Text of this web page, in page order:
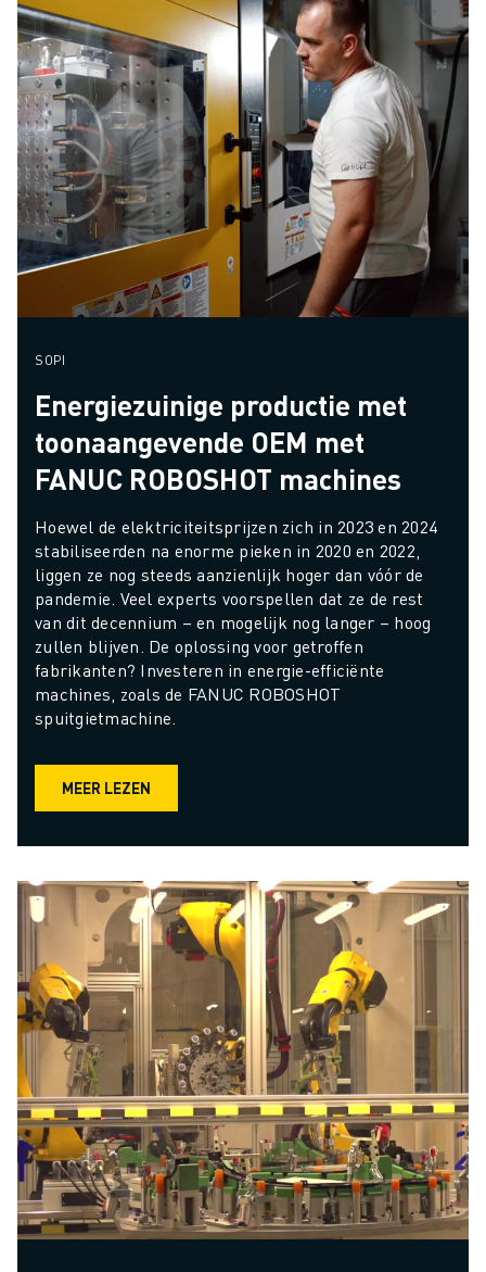
SOPI
Energiezuinige productie met
toonaangevende OEM met
FANUC ROBOSHOT machines
Hoewel de elektriciteitsprijzen zich in 2023 en 2024
stabiliseerden na enorme pieken in 2020 en 2022,
liggen ze nog steeds aanzienlijk hoger dan vóór de
pandemie. Veel experts voorspellen dat ze de rest
van dit decennium – en mogelijk nog langer – hoog
zullen blijven. De oplossing voor getroffen
fabrikanten? Investeren in energie-efficiënte
machines, zoals de FANUC ROBOSHOT
spuitgietmachine.
MEER LEZEN